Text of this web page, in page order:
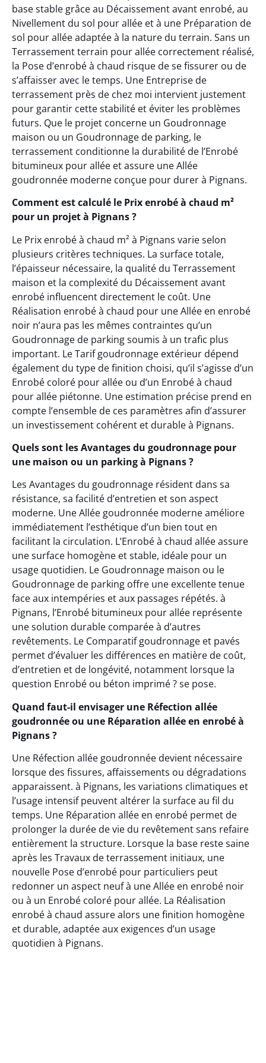
base stable grâce au Décaissement avant enrobé, au
Nivellement du sol pour allée et à une Préparation de
sol pour allée adaptée à la nature du terrain. Sans un
Terrassement terrain pour allée correctement réalisé,
la Pose d’enrobé à chaud risque de se fissurer ou de
s’affaisser avec le temps. Une Entreprise de
terrassement près de chez moi intervient justement
pour garantir cette stabilité et éviter les problèmes
futurs. Que le projet concerne un Goudronnage
maison ou un Goudronnage de parking, le
terrassement conditionne la durabilité de l’Enrobé
bitumineux pour allée et assure une Allée
goudronnée moderne conçue pour durer à Pignans.
Comment est calculé le Prix enrobé à chaud m²
pour un projet à Pignans ?
Le Prix enrobé à chaud m² à Pignans varie selon
plusieurs critères techniques. La surface totale,
l’épaisseur nécessaire, la qualité du Terrassement
maison et la complexité du Décaissement avant
enrobé influencent directement le coût. Une
Réalisation enrobé à chaud pour une Allée en enrobé
noir n’aura pas les mêmes contraintes qu’un
Goudronnage de parking soumis à un trafic plus
important. Le Tarif goudronnage extérieur dépend
également du type de finition choisi, qu’il s’agisse d’un
Enrobé coloré pour allée ou d’un Enrobé à chaud
pour allée piétonne. Une estimation précise prend en
compte l’ensemble de ces paramètres afin d’assurer
un investissement cohérent et durable à Pignans.
Quels sont les Avantages du goudronnage pour
une maison ou un parking à Pignans ?
Les Avantages du goudronnage résident dans sa
résistance, sa facilité d’entretien et son aspect
moderne. Une Allée goudronnée moderne améliore
immédiatement l’esthétique d’un bien tout en
facilitant la circulation. L’Enrobé à chaud allée assure
une surface homogène et stable, idéale pour un
usage quotidien. Le Goudronnage maison ou le
Goudronnage de parking offre une excellente tenue
face aux intempéries et aux passages répétés. à
Pignans, l’Enrobé bitumineux pour allée représente
une solution durable comparée à d’autres
revêtements. Le Comparatif goudronnage et pavés
permet d’évaluer les différences en matière de coût,
d’entretien et de longévité, notamment lorsque la
question Enrobé ou béton imprimé ? se pose.
Quand faut-il envisager une Réfection allée
goudronnée ou une Réparation allée en enrobé à
Pignans ?
Une Réfection allée goudronnée devient nécessaire
lorsque des fissures, affaissements ou dégradations
apparaissent. à Pignans, les variations climatiques et
l’usage intensif peuvent altérer la surface au fil du
temps. Une Réparation allée en enrobé permet de
prolonger la durée de vie du revêtement sans refaire
entièrement la structure. Lorsque la base reste saine
après les Travaux de terrassement initiaux, une
nouvelle Pose d’enrobé pour particuliers peut
redonner un aspect neuf à une Allée en enrobé noir
ou à un Enrobé coloré pour allée. La Réalisation
enrobé à chaud assure alors une finition homogène
et durable, adaptée aux exigences d’un usage
quotidien à Pignans.